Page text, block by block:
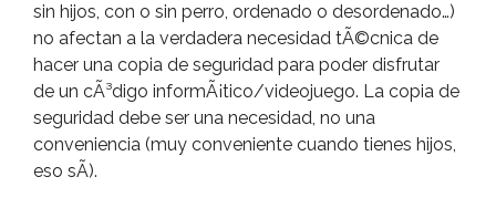
sin hijos, con o sin perro, ordenado o desordenado…)
no afectan a la verdadera necesidad tÃ©cnica de
hacer una copia de seguridad para poder disfrutar
de un cÃ³digo informÃ¡tico/videojuego. La copia de
seguridad debe ser una necesidad, no una
conveniencia (muy conveniente cuando tienes hijos,
eso sÃ­).